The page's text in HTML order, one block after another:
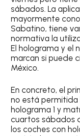
sábados. La
mayormente
Sabatino, tiene
normativa la
El holograma y el
marcan si puede
México.
En concreto, el
no está permitida
holograma 1 y
cuartos sábados
los coches con